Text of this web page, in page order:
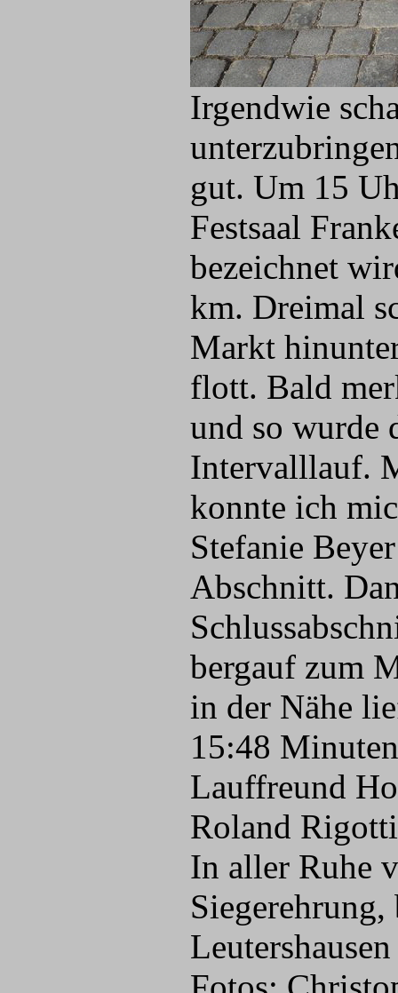
Irgendwie
gut. Um 15
Festsaal
bezeichnet
km. Dreimal
Markt
flott. Bald
und so wurde
Intervalllauf.
konnte ich
Stefanie
Abschnitt.
bergauf zum
in der Nähe
15:48
Lauffreund
Roland
In aller Ruhe